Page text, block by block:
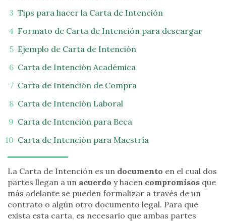
Tips para hacer la Carta de Intención
Formato de Carta de Intención para descargar
Ejemplo de Carta de Intención
Carta de Intención Académica
Carta de Intención de Compra
Carta de Intención Laboral
Carta de Intención para Beca
Carta de Intención para Maestría
La Carta de Intención es un documento en el cual dos
partes llegan a un acuerdo y hacen compromisos que
más adelante se pueden formalizar a través de un
contrato o algún otro documento legal. Para que
exista esta carta, es necesario que ambas partes